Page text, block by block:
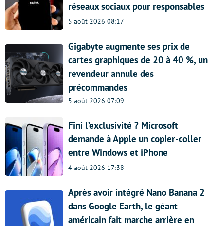
réseaux sociaux pour responsables
5 août 2026 08:17
Gigabyte augmente ses prix de
cartes graphiques de 20 à 40 %, un
revendeur annule des
précommandes
5 août 2026 07:09
Fini l’exclusivité ? Microsoft
demande à Apple un copier-coller
entre Windows et iPhone
4 août 2026 17:38
Après avoir intégré Nano Banana 2
dans Google Earth, le géant
américain fait marche arrière en